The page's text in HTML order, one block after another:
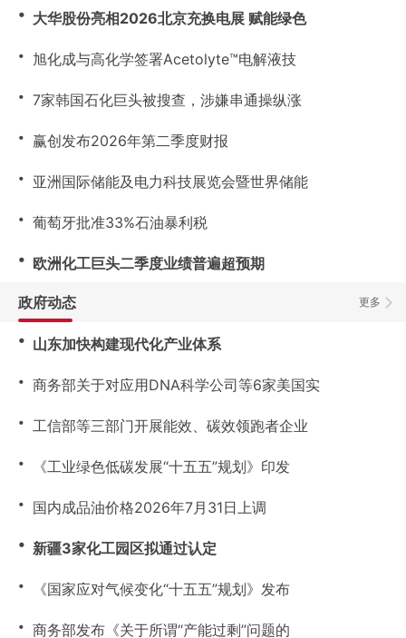
・ 大华股份亮相2026北京充换电展 赋能绿色
・ 旭化成与高化学签署Acetolyte™电解液技
・ 7家韩国石化巨头被搜查，涉嫌串通操纵涨
・ 赢创发布2026年第二季度财报
・ 亚洲国际储能及电力科技展览会暨世界储能
・ 葡萄牙批准33%石油暴利税
・ 欧洲化工巨头二季度业绩普遍超预期
更多
政府动态
・ 山东加快构建现代化产业体系
・ 商务部关于对应用DNA科学公司等6家美国实
・ 工信部等三部门开展能效、碳效领跑者企业
・ 《工业绿色低碳发展“十五五”规划》印发
・ 国内成品油价格2026年7月31日上调
・ 新疆3家化工园区拟通过认定
・ 《国家应对气候变化“十五五”规划》发布
・ 商务部发布《关于所谓“产能过剩”问题的